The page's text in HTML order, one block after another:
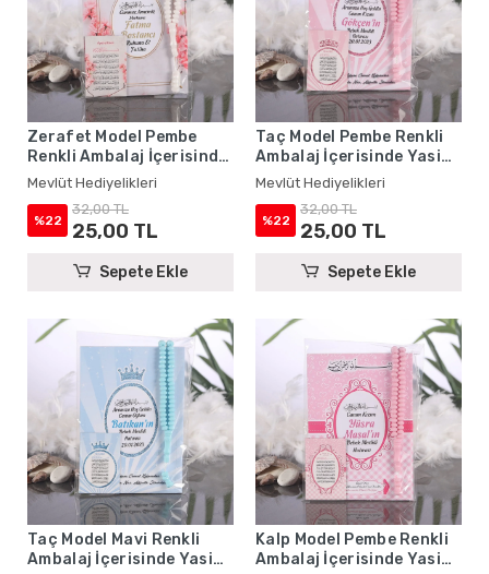
Zerafet Model Pembe
Renkli Ambalaj İçerisinde
Yasin Kitabı, Magnet ve
Tesbih - Mevlüt
Hediyelikleri
Mevlüt Hediyelikleri
%22
32,00 TL
25,00 TL
Sepete Ekle
Taç Model Pembe Renkli
Ambalaj İçerisinde Yasin
Kitabı, Magnet ve Tesbih -
Mevlüt Hediyelikleri
Mevlüt Hediyelikleri
%22
32,00 TL
25,00 TL
Sepete Ekle
Taç Model Mavi Renkli
Ambalaj İçerisinde Yasin
Kalp Model Pembe Renkli
Ambalaj İçerisinde Yasin